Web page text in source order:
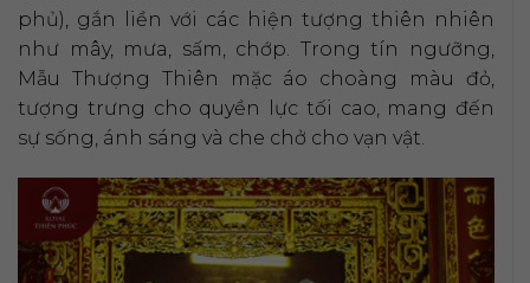
phủ), gắn liền với các hiện tượng thiên nhiên
như mây, mưa, sấm, chớp. Trong tín ngưỡng,
Mẫu Thượng Thiên mặc áo choàng màu đỏ,
tượng trưng cho quyền lực tối cao, mang đến
sự sống, ánh sáng và che chở cho vạn vật.